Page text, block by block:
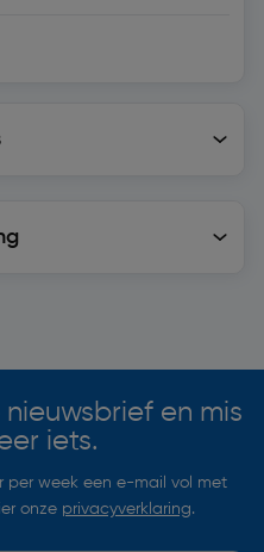
en mis
iets.
per week een e-mail vol met
onze privacyverklaring.